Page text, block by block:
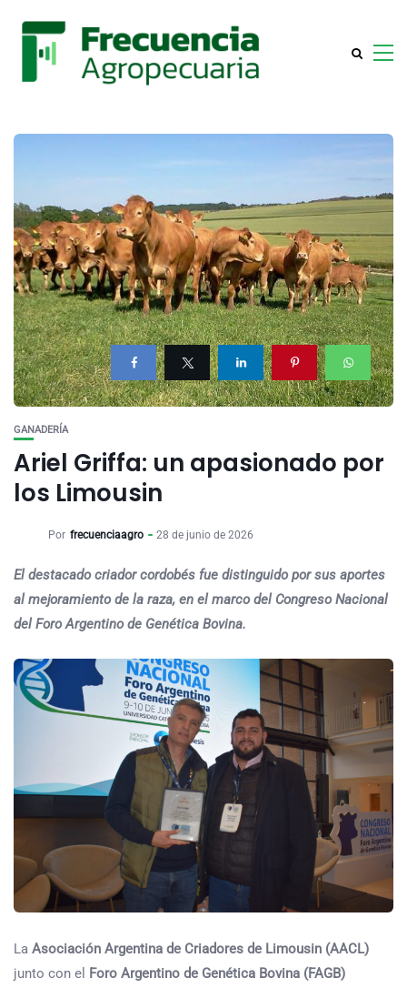
GANADERÍA
Ariel Griffa: un apasionado por
los Limousin
Por frecuenciaagro 28 de junio de 2026
El destacado criador cordobés fue distinguido por sus aportes
al mejoramiento de la raza, en el marco del Congreso Nacional
del Foro Argentino de Genética Bovina.
La Asociación Argentina de Criadores de Limousin (AACL)
junto con el Foro Argentino de Genética Bovina (FAGB)